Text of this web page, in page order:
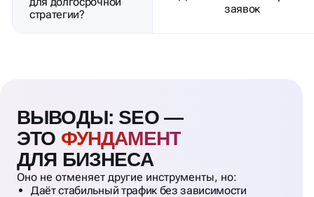
стратегии?
заявок
ВЫВОДЫ: SEO —
ЭТО ФУНДАМЕНТ
ДЛЯ БИЗНЕСА
Оно не отменяет другие инструменты, но:
Даёт стабильный трафик без зависимости